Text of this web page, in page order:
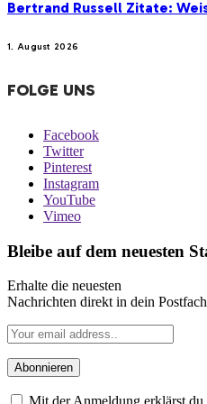
Bertrand Russell Zitate:
1. August 2026
FOLGE UNS
Facebook
Twitter
Pinterest
Instagram
YouTube
Vimeo
Bleibe auf dem neuesten
Erhalte die neuesten
Nachrichten direkt in dein